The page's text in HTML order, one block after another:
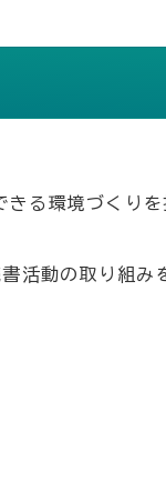
る環境づくり
活動の取り組み